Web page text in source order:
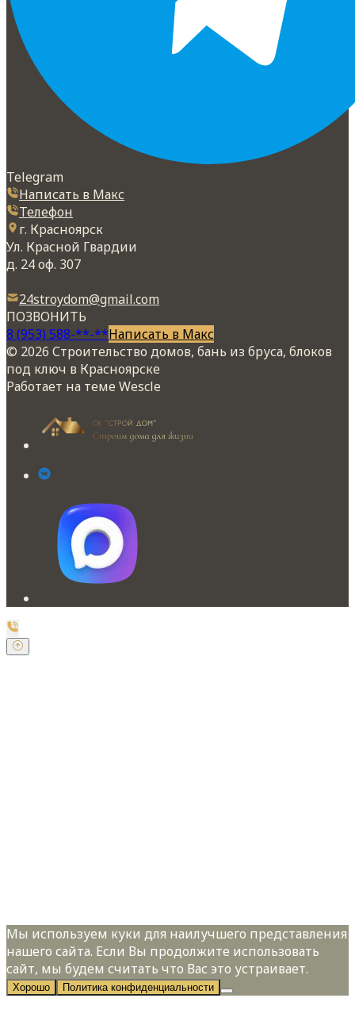
Telegram
Написать в Макс
Телефон
г. Красноярск
Ул. Красной Гвардии
д. 24 оф. 307
24stroydom@gmail.com
ПОЗВОНИТЬ
8 (953) 588-**-**Написать в Макс
© 2026 Строительство домов, бань из бруса, блоков
под ключ в Красноярске
Работает на теме Wescle
Мы используем куки для наилучшего представления
нашего сайта. Если Вы продолжите использовать
сайт, мы будем считать что Вас это устраивает.
Хорошо Политика конфиденциальности